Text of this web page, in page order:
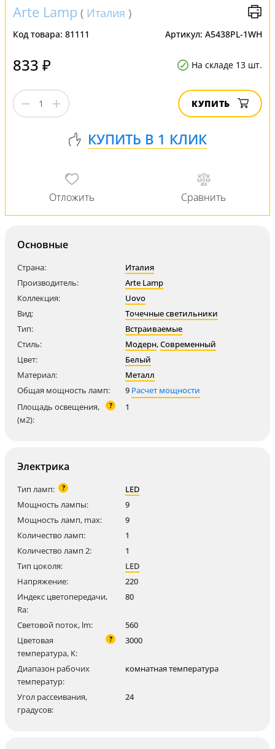
Arte Lamp ( Италия )
Код товара: 81111 Артикул: A5438PL-1WH
833 ₽ На складе 13 шт.
КУПИТЬ
Основные
Страна:
Италия
Производитель:
Arte Lamp
Коллекция:
Uovo
Вид:
Точечные светильники
Тип:
Встраиваемые
Стиль:
Модерн,Современный
Цвет:
Белый
Материал:
Металл
Общая мощность ламп:
9 Расчет мощности
Площадь освещения,
(м2):
? 1
Электрика
Тип ламп: ?
LED
Мощность лампы:
9
Мощность ламп, max:
9
Количество ламп:
1
Количество ламп 2:
1
Тип цоколя:
LED
Напряжение:
220
Индекс цветопередачи,
Ra:
80
Световой поток, lm:
560
Цветовая
температура, K:
? 3000
Диапазон рабочих
температур:
комнатная температура
Угол рассеивания,
градусов:
24